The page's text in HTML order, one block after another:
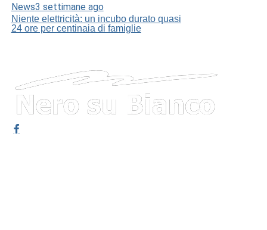
News3 settimane ago
Niente elettricità: un incubo durato quasi
24 ore per centinaia di famiglie